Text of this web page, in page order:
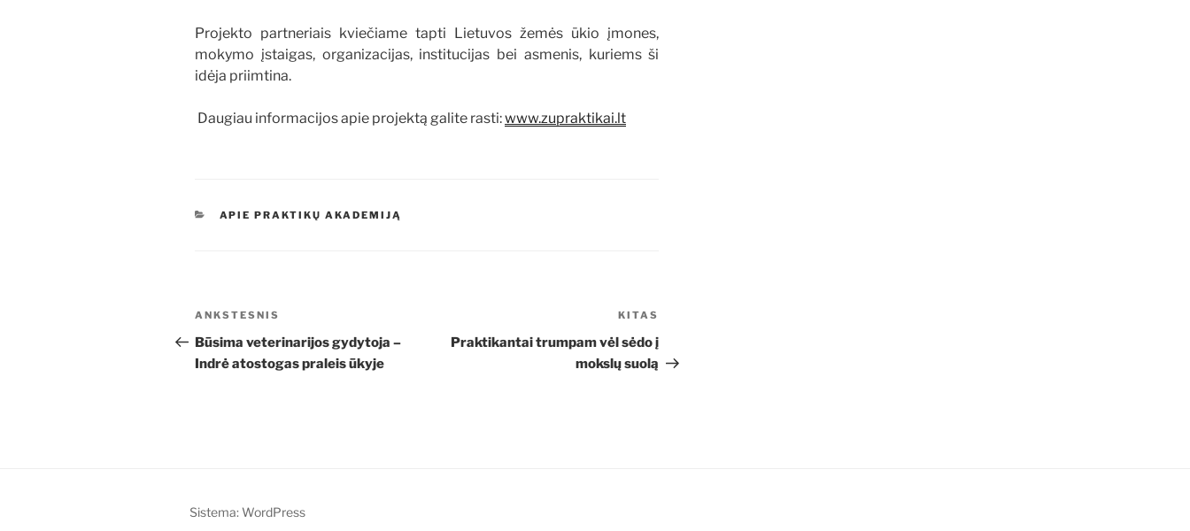
Projekto partneriais kviečiame tapti Lietuvos žemės ūkio įmones,
mokymo įstaigas, organizacijas, institucijas bei asmenis, kuriems ši
idėja priimtina.
Daugiau informacijos apie projektą galite rasti:www.zupraktikai.lt
KATEGORIJOS
APIE PRAKTIKŲ AKADEMIJĄ
Navigacija
tarp
įrašų
Ankstesnis
įrašas
ANKSTESNIS
Būsima veterinarijos gydytoja –
Indrė atostogas praleis ūkyje
įrašas
KITAS
Praktikantai trumpam vėl sėdo į
mokslų suolą
Sistema: WordPress